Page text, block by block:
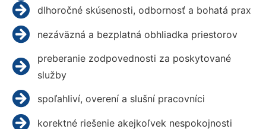
dlhoročné skúsenosti, odbornosť a bohatá prax
nezáväzná a bezplatná obhliadka priestorov
preberanie zodpovednosti za poskytované
služby
spoľahliví, overení a slušní pracovníci
korektné riešenie akejkoľvek nespokojnosti